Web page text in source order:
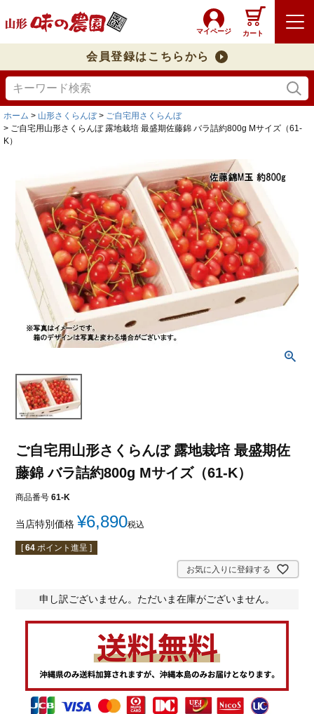
マイページ カート
会員登録はこちらから
ホーム 山形さくらんぼ
ご自宅用さくらんぼ
ご自宅用山形さくらんぼ 露地栽培 最盛期佐藤錦 バラ詰約800g Mサイズ（61-
K）
ご自宅用山形さくらんぼ 露地栽培 最盛期佐
藤錦 バラ詰約800g Mサイズ（61-K）
商品番号 61-K
当店特別価格 ¥6,890税込
[ 64 ポイント進呈 ]
お気に入りに登録する
申し訳ございません。ただいま在庫がございません。